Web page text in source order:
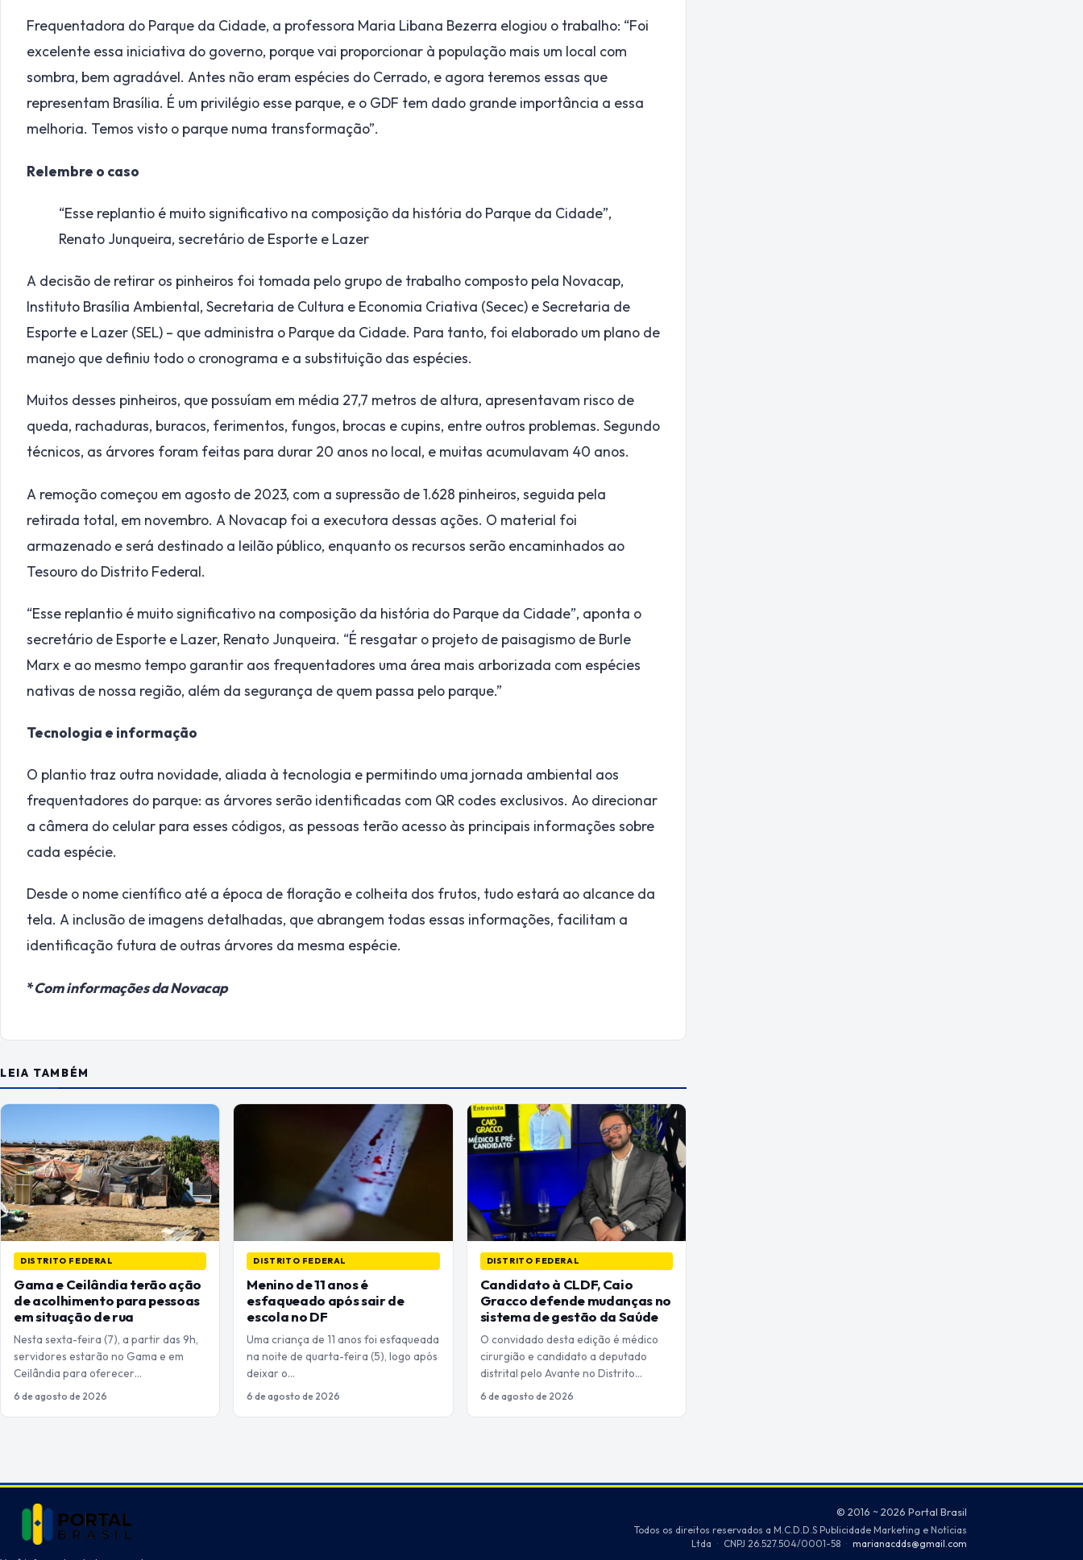
Frequentadora do Parque da Cidade, a professora Maria Libana Bezerra elogiou o trabalho: “Foi
excelente essa iniciativa do governo, porque vai proporcionar à população mais um local com
sombra, bem agradável. Antes não eram espécies do Cerrado, e agora teremos essas que
representam Brasília. É um privilégio esse parque, e o GDF tem dado grande importância a essa
melhoria. Temos visto o parque numa transformação”.
Relembre o caso
“Esse replantio é muito significativo na composição da história do Parque da Cidade”,
Renato Junqueira, secretário de Esporte e Lazer
A decisão de retirar os pinheiros foi tomada pelo grupo de trabalho composto pela Novacap,
Instituto Brasília Ambiental, Secretaria de Cultura e Economia Criativa (Secec) e Secretaria de
Esporte e Lazer (SEL) – que administra o Parque da Cidade. Para tanto, foi elaborado um plano de
manejo que definiu todo o cronograma e a substituição das espécies.
Muitos desses pinheiros, que possuíam em média 27,7 metros de altura, apresentavam risco de
queda, rachaduras, buracos, ferimentos, fungos, brocas e cupins, entre outros problemas. Segundo
técnicos, as árvores foram feitas para durar 20 anos no local, e muitas acumulavam 40 anos.
A remoção começou em agosto de 2023, com a supressão de 1.628 pinheiros, seguida pela
retirada total, em novembro. A Novacap foi a executora dessas ações. O material foi
armazenado e será destinado a leilão público, enquanto os recursos serão encaminhados ao
Tesouro do Distrito Federal.
“Esse replantio é muito significativo na composição da história do Parque da Cidade”, aponta o
secretário de Esporte e Lazer, Renato Junqueira. “É resgatar o projeto de paisagismo de Burle
Marx e ao mesmo tempo garantir aos frequentadores uma área mais arborizada com espécies
nativas de nossa região, além da segurança de quem passa pelo parque.”
Tecnologia e informação
O plantio traz outra novidade, aliada à tecnologia e permitindo uma jornada ambiental aos
frequentadores do parque: as árvores serão identificadas com QR codes exclusivos. Ao direcionar
a câmera do celular para esses códigos, as pessoas terão acesso às principais informações sobre
cada espécie.
Desde o nome científico até a época de floração e colheita dos frutos, tudo estará ao alcance da
tela. A inclusão de imagens detalhadas, que abrangem todas essas informações, facilitam a
identificação futura de outras árvores da mesma espécie.
*Com informações da Novacap
LEIA TAMBÉM
DISTRITO FEDERAL
Gama e Ceilândia terão ação
de acolhimento para pessoas
em situação de rua
Nesta sexta-feira (7), a partir das 9h,
servidores estarão no Gama e em
Ceilândia para oferecer…
6 de agosto de 2026
DISTRITO FEDERAL
Menino de 11 anos é
esfaqueado após sair de
escola no DF
Uma criança de 11 anos foi esfaqueada
na noite de quarta-feira (5), logo após
deixar o…
6 de agosto de 2026
DISTRITO FEDERAL
Candidato à CLDF, Caio
Gracco defende mudanças no
sistema de gestão da Saúde
O convidado desta edição é médico
cirurgião e candidato a deputado
distrital pelo Avante no Distrito…
6 de agosto de 2026
© 2016 ~ 2026 Portal Brasil
Todos os direitos reservados a M.C.D.D.S Publicidade Marketing e Notícias
Ltda · CNPJ 26.527.504/0001-58 · marianacdds@gmail.com